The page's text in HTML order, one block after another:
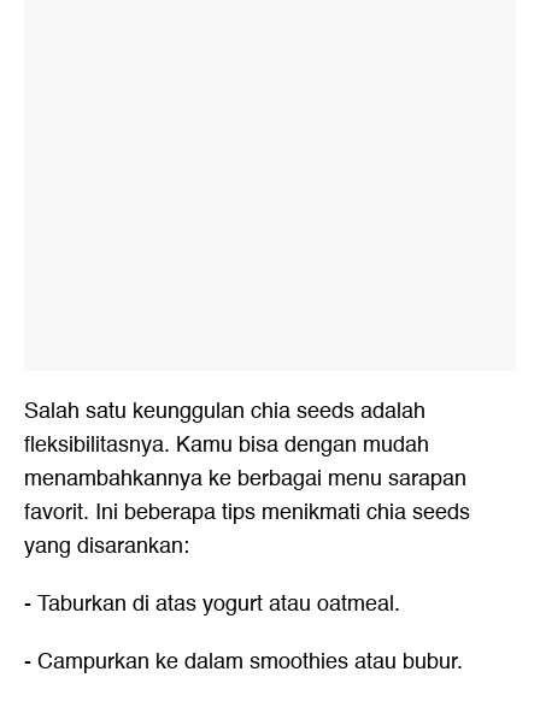
Salah satu keunggulan chia seeds adalah
fleksibilitasnya. Kamu bisa dengan mudah
menambahkannya ke berbagai menu sarapan
favorit. Ini beberapa tips menikmati chia seeds
yang disarankan:
- Taburkan di atas yogurt atau oatmeal.
- Campurkan ke dalam smoothies atau bubur.